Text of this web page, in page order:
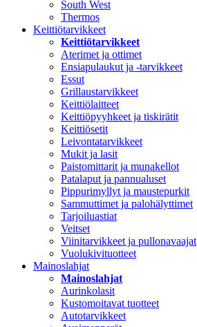
South West
Thermos
Keittiötarvikkeet
Keittiötarvikkeet
Aterimet ja ottimet
Ensiapulaukut ja -tarvikkeet
Essut
Grillaustarvikkeet
Keittiölaitteet
Keittiöpyyhkeet ja tiskirätit
Keittiösetit
Leivontatarvikkeet
Mukit ja lasit
Paistomittarit ja munakellot
Patalaput ja pannualuset
Pippurimyllyt ja maustepurkit
Sammuttimet ja palohälyttimet
Tarjoiluastiat
Veitset
Viinitarvikkeet ja pullonavaajat
Vuolukivituotteet
Mainoslahjat
Mainoslahjat
Aurinkolasit
Kustomoitavat tuotteet
Autotarvikkeet